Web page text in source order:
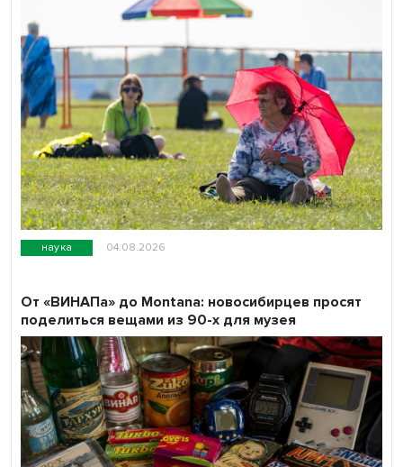
наука 04.08.2026
От «ВИНАПа» до Montana: новосибирцев просят
поделиться вещами из 90-х для музея